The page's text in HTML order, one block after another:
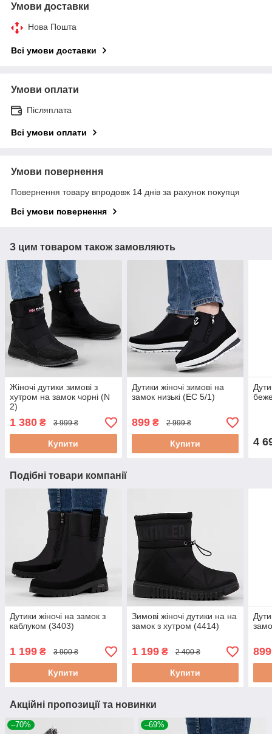
Умови доставки
Нова Пошта
Всі умови доставки
Умови оплати
Післяплата
Всі умови оплати
Умови повернення
Повернення товару впродовж 14 днів за рахунок покупця
Всі умови повернення
З цим товаром також замовляють
Жіночі дутики зимові з
хутром на замок чорні (N
2)
1 380 ₴ 3 999 ₴
Купити
Дутики жіночі зимові на
замок низькі (ЕС 5/1)
899₴ 2 999 ₴
Купити 4
Подібні товари компанії
Дутики жіночі на замок з
каблуком (3403)
1 199 ₴ 3 900 ₴
Купити
Зимові жіночі дутики на на
замок з хутром (4414)
1 199₴ 2 400 ₴
Купити
899
Акційні пропозиції та новинки
–70% –69%